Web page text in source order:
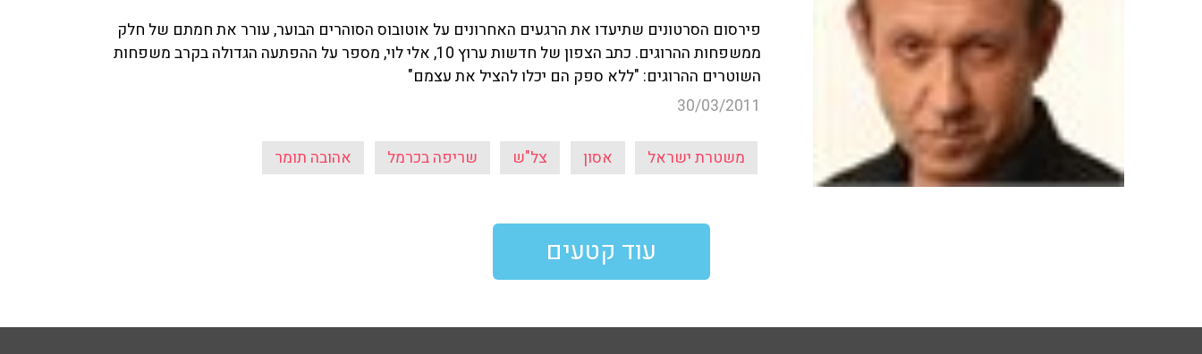
פירסום הסרטונים שתיעדו את הרגעים האחרונים על אוטובוס הסוהרים הבוער, עורר את חמתם של חלק
ממשפחות ההרוגים. כתב הצפון של חדשות ערוץ 10, אלי לוי, מספר על ההפתעה הגדולה בקרב משפחות
השוטרים ההרוגים: "ללא ספק הם יכלו להציל את עצמם"
30/03/2011
משטרת ישראל אסון צל"ש שריפה בכרמל אהובה תומר
עוד קטעים